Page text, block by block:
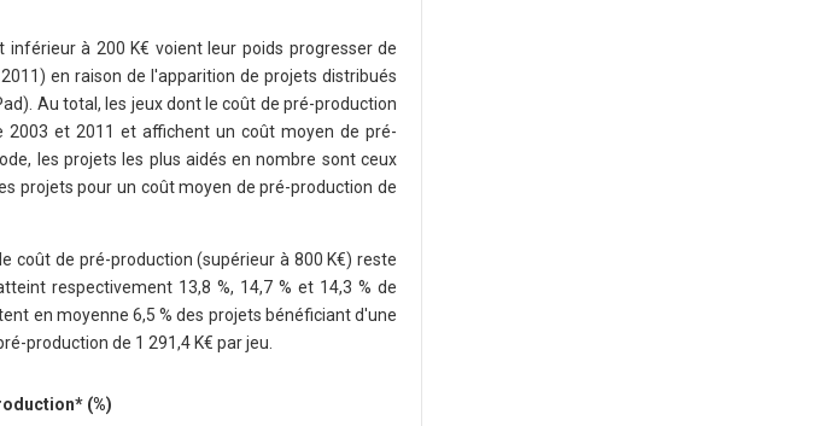
à 200 K€ voient leur poids progresser de
en raison de l'apparition de projets distribués
Au total, les jeux dont le coût de pré-production
et 2011 et affichent un coût moyen de pré-
les projets les plus aidés en nombre sont ceux
projets pour un coût moyen de pré-production de
coût de pré-production (supérieur à 800 K€) reste
respectivement 13,8 %, 14,7 % et 14,3 % de
en moyenne 6,5 % des projets bénéficiant d'une
production de 1 291,4 K€ par jeu.
(%)